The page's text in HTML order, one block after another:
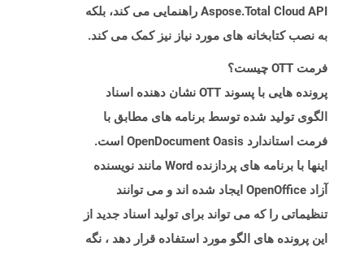
Aspose.Total Cloud API راهنمایی می کند، بلکه
به نصب کتابخانه های مورد نیاز نیز کمک می کند.
فرمت OTT چیست؟
پرونده هایی با پسوند OTT نشان دهنده اسناد
الگوی تولید شده توسط برنامه های مطابق با
فرمت استاندارد OpenDocument Oasis است.
اینها با برنامه های پردازنده Word مانند نویسنده
آزاد OpenOffice ایجاد شده اند و می توانند
تنظیماتی را که می تواند برای تولید اسناد جدید از
این پرونده های الگو مورد استفاده قرار دهد ، نگه